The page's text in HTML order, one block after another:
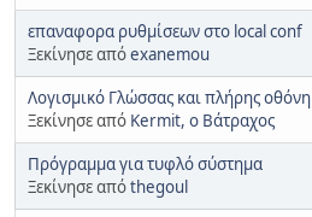
επαναφορα ρυθμίσεων στο local conf
Ξεκίνησε απόexanemou
Λογισμικό Γλώσσας και πλήρης οθόνη
Ξεκίνησε από Kermit, ο Βάτραχος
Πρόγραμμα για τυφλό σύστημα
Ξεκίνησε απόthegoul